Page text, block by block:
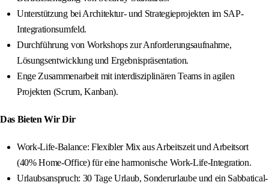
Unterstützung bei Architektur- und Strategieprojekten im SAP-
Integrationsumfeld.
Durchführung von Workshops zur Anforderungsaufnahme,
Lösungsentwicklung und Ergebnispräsentation.
Enge Zusammenarbeit mit interdisziplinären Teams in agilen
Projekten (Scrum, Kanban).
Das Bieten Wir Dir
Work-Life-Balance: Flexibler Mix aus Arbeitszeit und Arbeitsort
(40% Home-Office) für eine harmonische Work-Life-Integration.
Urlaubsanspruch: 30 Tage Urlaub, Sonderurlaube und ein Sabbatical-